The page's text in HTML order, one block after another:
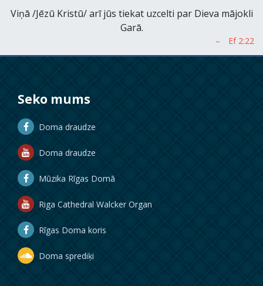
Viņā /Jēzū Kristū/ arī jūs tiekat uzcelti par Dieva mājokli
Garā.
Seko mums
Doma draudze
Doma draudze
Mūzika Rīgas Domā
Riga Cathedral Walcker Organ
Rīgas Doma koris
Doma sprediķi